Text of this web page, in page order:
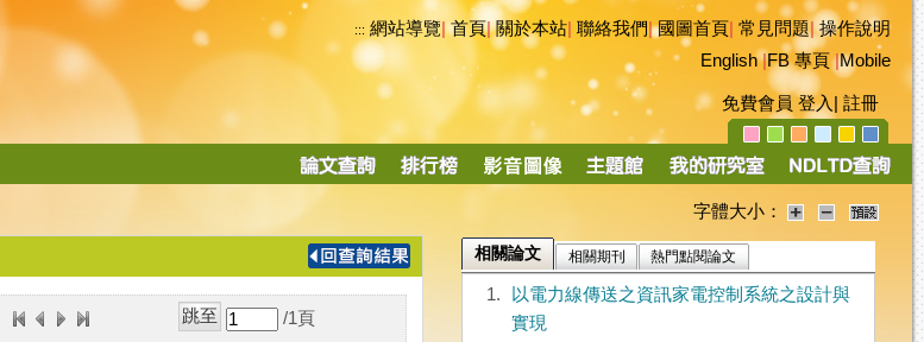
::: 網站導覽|首頁|關於本站 聯絡我們|國圖首頁 常見問題|操作說明
English|FB 專頁|Mobile
免費會員 登入 註冊
導
字體大小：
/1 頁
相關論文 相關期刊 熱門點閱論文
1.
以電力線傳送之資訊家電控制系統之設計與
實現